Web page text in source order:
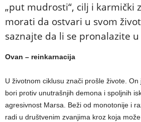
„put mudrosti“, cilj i karmički
morati da ostvari u svom
saznajte da li se pronalazite
Ovan – reinkarnacija
U životnom ciklusu znači prošle živote.
bori protiv unutrašnjih demona i spoljnih
agresivnost Marsa. Beži od monotonije i
radi u društvenim zvanjima kroz koja